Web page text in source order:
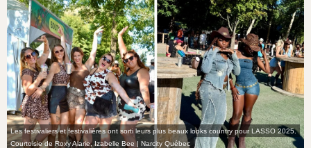
Les festivaliers et festivalières ont sorti leurs plus beaux looks country pour LASSO 2025.
Courtoisie de Roxy Alarie, Izabelle Bee | Narcity Québec